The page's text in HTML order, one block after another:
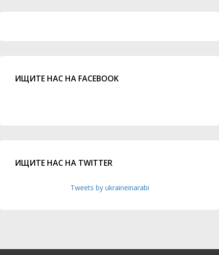
ИЩИТЕ НАС НА FACEBOOK
ИЩИТЕ НАС НА TWITTER
Tweets by ukraineinarabi